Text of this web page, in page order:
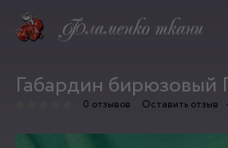
Габардин бирюзовый
0 отзывов Оставить отзыв